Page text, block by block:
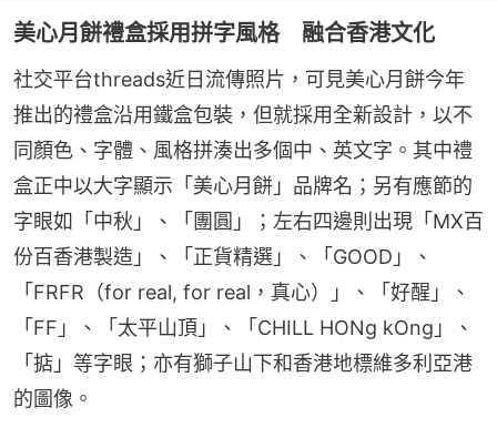
美心月餅禮盒採用拼字風格 融合香港文化
社交平台threads近日流傳照片，可見美心月餅今年
推出的禮盒沿用鐵盒包裝，但就採用全新設計，以不
同顏色、字體、風格拼湊出多個中、英文字。其中禮
盒正中以大字顯示「美心月餅」品牌名；另有應節的
字眼如「中秋」、「團圓」；左右四邊則出現「MX百
份百香港製造」、「正貨精選」、「GOOD」、
「FRFR（for real, for real，真心）」、「好醒」、
「FF」、「太平山頂」、「CHILL HONg kOng」、
「掂」等字眼；亦有獅子山下和香港地標維多利亞港
的圖像。